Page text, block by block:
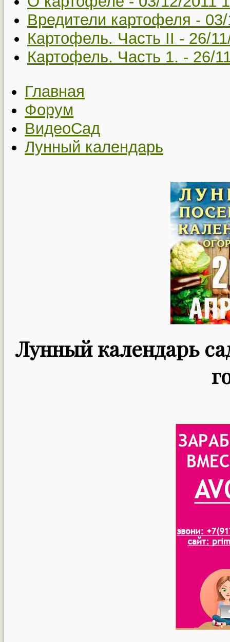
Вредители картофеля -
Картофель. Часть II - 26/
Картофель. Часть 1. - 26/
Главная
Форум
ВидеоСад
Лунный календарь
Лунный календарь